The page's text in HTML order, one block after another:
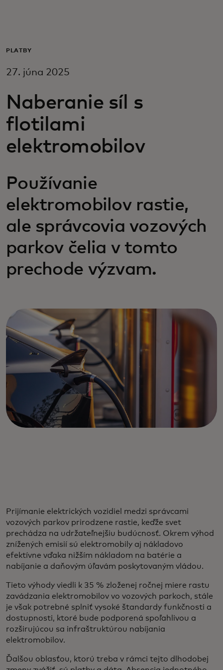
Pre firmy
Pre inovátorov
Novinky a trendy
PLATBY
27. júna 2025
Naberanie síl s
flotilami
elektromobilov
Používanie
elektromobilov rastie,
ale správcovia vozových
parkov čelia v tomto
prechode výzvam.
Prijímanie elektrických vozidiel medzi správcami
vozových parkov prirodzene rastie, keďže svet
prechádza na udržateľnejšiu budúcnosť. Okrem výhod
znížených emisií sú elektromobily aj nákladovo
efektívne vďaka nižším nákladom na batérie a
nabíjanie a daňovým úľavám poskytovaným vládou.
Tieto výhody viedli k 35 % zloženej ročnej miere rastu
zavádzania elektromobilov vo vozových parkoch, stále
je však potrebné splniť vysoké štandardy funkčnosti a
dostupnosti, ktoré bude podporená spoľahlivou a
rozširujúcou sa infraštruktúrou nabíjania
elektromobilov.
Ďalšou oblasťou, ktorú treba v rámci tejto dlhodobej